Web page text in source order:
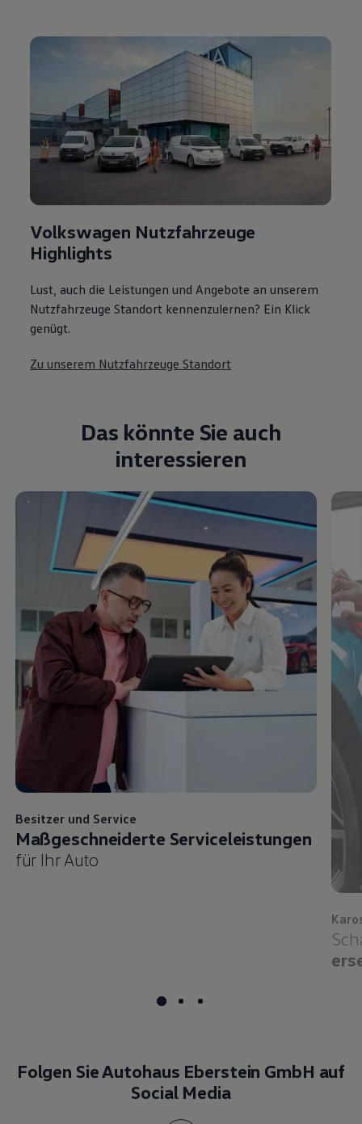
Volkswagen Nutzfahrzeuge
Highlights
Lust, auch die Leistungen und Angebote an unserem
Nutzfahrzeuge Standort kennenzulernen? Ein Klick
genügt.
Zu unserem Nutzfahrzeuge Standort
Das könnte Sie auch
interessieren
Besitzer und Service
Maßgeschneiderte Serviceleistungen
für Ihr Auto
Folgen Sie Autohaus Eberstein GmbH auf
Social Media